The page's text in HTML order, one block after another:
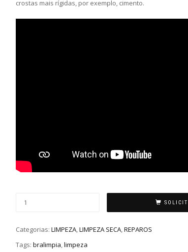
crostas mais rígidas, por exemplo, cimento.
Categorias: LIMPEZA,LIMPEZA SECA,REPAROS
Tags: bralimpia,limpeza